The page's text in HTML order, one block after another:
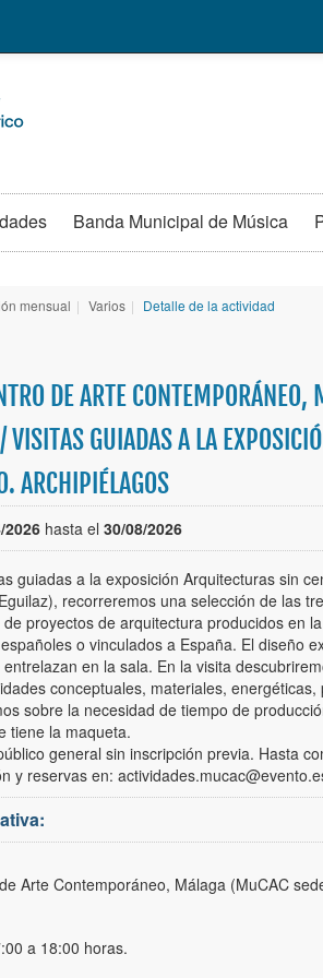
Banda Municipal de Música
mensual | Varios | Detalle de la actividad
DE ARTE
VISITAS GUIADAS A LA
ARCHIPIÉLAGOS
2026hasta el 30/08/2026
guiadas a la exposición Arquitecturas sin
recorreremos una selección de las
proyectos de arquitectura producidos en
o vinculados a España. El diseño
en la sala. En la visita
conceptuales, materiales,
sobre la necesidad de tiempo de
tiene la maqueta.
general sin inscripción previa. Hasta
y reservas en:
Arte Contemporáneo, Málaga (MuCAC
a 18:00 horas.